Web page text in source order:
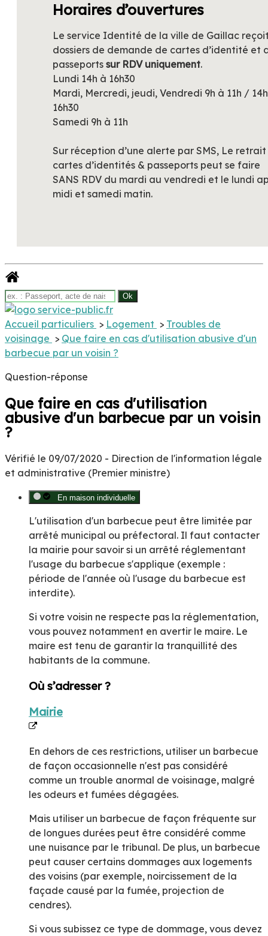
Horaires d’ouvertures
Le service Identité de la ville de Gaillac
dossiers de demande de cartes d’identité et
passeports sur RDV uniquement.
Lundi 14h à 16h30
Mardi, Mercredi, jeudi, Vendredi 9h à 11h /
16h30
Samedi 9h à 11h
Sur réception d’une alerte par SMS, Le retrait
cartes d’identités & passeports peut se faire
SANS RDV du mardi au vendredi et le lundi
midi et samedi matin.
Accueil particuliers > Logement > Troubles de
voisinage > Que faire en cas d'utilisation abusive d'un
barbecue par un voisin ?
Question-réponse
Que faire en cas d'utilisation
abusive d'un barbecue par un voisin
?
Vérifié le 09/07/2020 - Direction de l'information légale
et administrative (Premier ministre)
En maison individuelle
L'utilisation d'un barbecue peut être limitée par
arrêté municipal ou préfectoral. Il faut contacter
la mairie pour savoir si un arrêté réglementant
l'usage du barbecue s'applique (exemple :
période de l'année où l'usage du barbecue est
interdite).
Si votre voisin ne respecte pas la réglementation,
vous pouvez notamment en avertir le maire. Le
maire est tenu de garantir la tranquillité des
habitants de la commune.
Où s’adresser ?
Mairie
En dehors de ces restrictions, utiliser un barbecue
de façon occasionnelle n'est pas considéré
comme un trouble anormal de voisinage, malgré
les odeurs et fumées dégagées.
Mais utiliser un barbecue de façon fréquente sur
de longues durées peut être considéré comme
une nuisance par le tribunal. De plus, un barbecue
peut causer certains dommages aux logements
des voisins (par exemple, noircissement de la
façade causé par la fumée, projection de
cendres).
Si vous subissez ce type de dommage, vous devez